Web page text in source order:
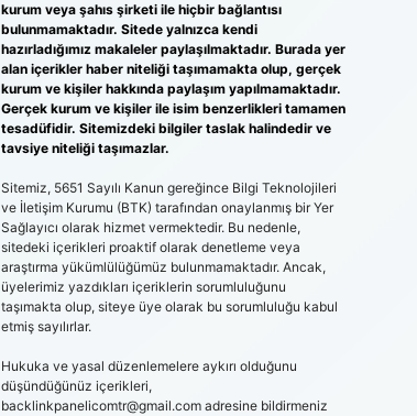
kurum veya şahıs şirketi ile hiçbir bağlantısı
bulunmamaktadır. Sitede yalnızca kendi
hazırladığımız makaleler paylaşılmaktadır. Burada yer
alan içerikler haber niteliği taşımamakta olup, gerçek
kurum ve kişiler hakkında paylaşım yapılmamaktadır.
Gerçek kurum ve kişiler ile isim benzerlikleri tamamen
tesadüfidir. Sitemizdeki bilgiler taslak halindedir ve
tavsiye niteliği taşımazlar.
Sitemiz, 5651 Sayılı Kanun gereğince Bilgi Teknolojileri
ve İletişim Kurumu (BTK) tarafından onaylanmış bir Yer
Sağlayıcı olarak hizmet vermektedir. Bu nedenle,
sitedeki içerikleri proaktif olarak denetleme veya
araştırma yükümlülüğümüz bulunmamaktadır. Ancak,
üyelerimiz yazdıkları içeriklerin sorumluluğunu
taşımakta olup, siteye üye olarak bu sorumluluğu kabul
etmiş sayılırlar.
Hukuka ve yasal düzenlemelere aykırı olduğunu
düşündüğünüz içerikleri,
backlinkpanelicomtr@gmail.comadresine bildirmeniz